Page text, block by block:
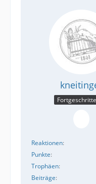
Reaktionen
Punkte
Trophäen
Beiträge